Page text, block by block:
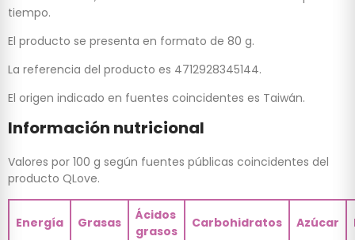
tiempo.
El producto se presenta en formato de 80 g.
La referencia del producto es 4712928345144.
El origen indicado en fuentes coincidentes es Taiwán.
Información nutricional
Valores por 100 g según fuentes públicas coincidentes del
producto QLove.
Energía Grasas
Ácidos
grasos
Carbohidratos Azúcar